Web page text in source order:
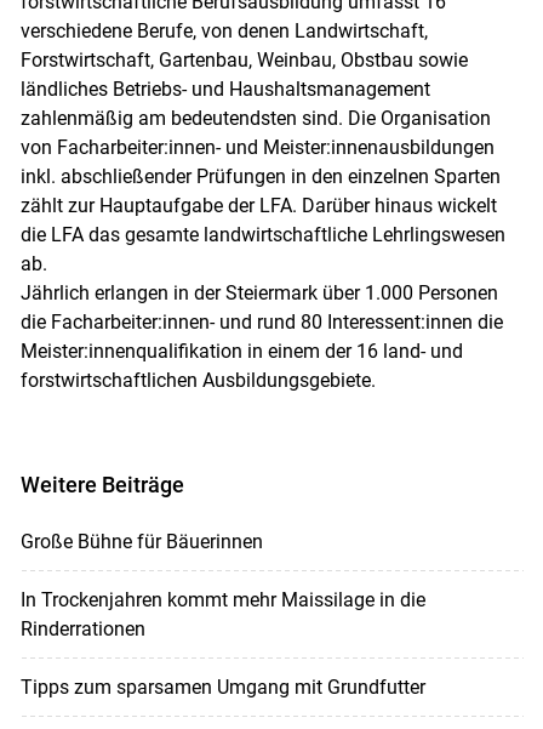
verschiedene Berufe, von denen Landwirtschaft,
Forstwirtschaft, Gartenbau, Weinbau, Obstbau sowie
ländliches Betriebs- und Haushaltsmanagement
zahlenmäßig am bedeutendsten sind. Die Organisation
von Facharbeiter:innen- und Meister:innenausbildungen
inkl. abschließender Prüfungen in den einzelnen Sparten
zählt zur Hauptaufgabe der LFA. Darüber hinaus wickelt
die LFA das gesamte landwirtschaftliche Lehrlingswesen
ab.
Jährlich erlangen in der Steiermark über 1.000 Personen
die Facharbeiter:innen- und rund 80 Interessent:innen die
Meister:innenqualifikation in einem der 16 land- und
forstwirtschaftlichen Ausbildungsgebiete.
Weitere Beiträge
Große Bühne für Bäuerinnen
In Trockenjahren kommt mehr Maissilage in die
Rinderrationen
Tipps zum sparsamen Umgang mit Grundfutter